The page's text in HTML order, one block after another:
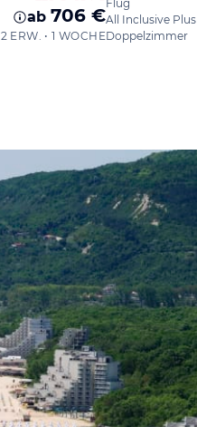
ab 706 €
2 ERW. • 1 WOCHE
Flug
All Inclusive Plus
Doppelzimmer